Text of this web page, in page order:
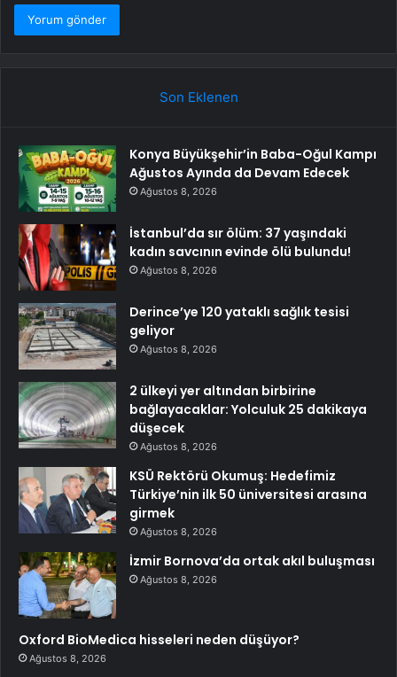
Son Eklenen
Konya Büyükşehir’in Baba-Oğul Kampı
Ağustos Ayında da Devam Edecek
Ağustos 8, 2026
İstanbul’da sır ölüm: 37 yaşındaki
kadın savcının evinde ölü bulundu!
Ağustos 8, 2026
Derince’ye 120 yataklı sağlık tesisi
geliyor
Ağustos 8, 2026
2 ülkeyi yer altından birbirine
bağlayacaklar: Yolculuk 25 dakikaya
düşecek
Ağustos 8, 2026
KSÜ Rektörü Okumuş: Hedefimiz
Türkiye’nin ilk 50 üniversitesi arasına
girmek
Ağustos 8, 2026
İzmir Bornova’da ortak akıl buluşması
Ağustos 8, 2026
Oxford BioMedica hisseleri neden düşüyor?
Ağustos 8, 2026